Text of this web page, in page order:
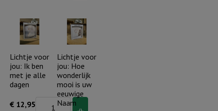
en
waardigheid...
aantal
to
the
world...
aantal
Lichtje voor
jou: Ik ben
met je alle
dagen
€ 12,95
Lichtje voor
jou: Hoe
wonderlijk
mooi is uw
eeuwige
Naam